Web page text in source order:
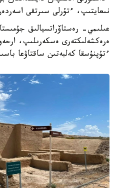
نىعايتىپ، ءتۇرلى سىرتقى
عىلىمي- رەستاۆراتسيالىق
ەرەكشەلىكتەرى ەسكەرىلىپ،
ءتۇپنۇسقا كەلبەتىن ساقتاۋعا